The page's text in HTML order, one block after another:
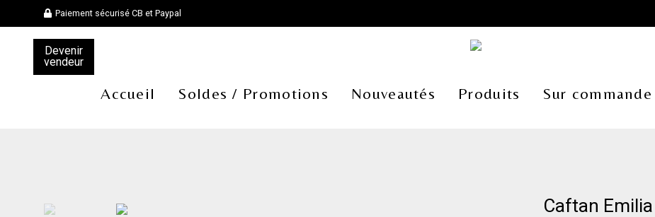
Paiement sécurisé CB et Paypal
Devenir
vendeur
Accueil Soldes / Promotions Nouveautés Produits Sur commande
Caftan Emilia